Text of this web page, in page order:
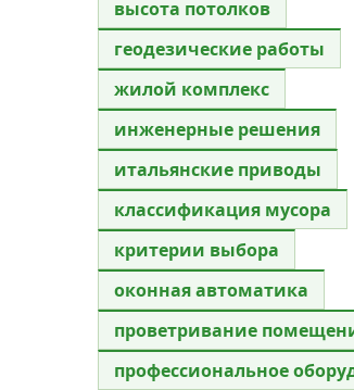
высота потолков
геодезические работы
жилой комплекс
инженерные решения
итальянские приводы
классификация мусора
критерии выбора
оконная автоматика
проветривание
профессиональное